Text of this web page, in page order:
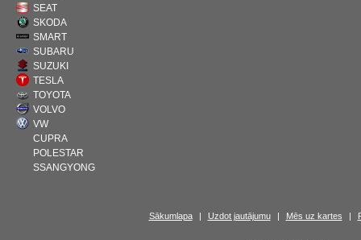
SEAT
SKODA
SMART
SUBARU
SUZUKI
TESLA
TOYOTA
VOLVO
VW
CUPRA
POLESTAR
SSANGYONG
Sākumlapa | Uzdot jautājumu | Mēs uz kartes |